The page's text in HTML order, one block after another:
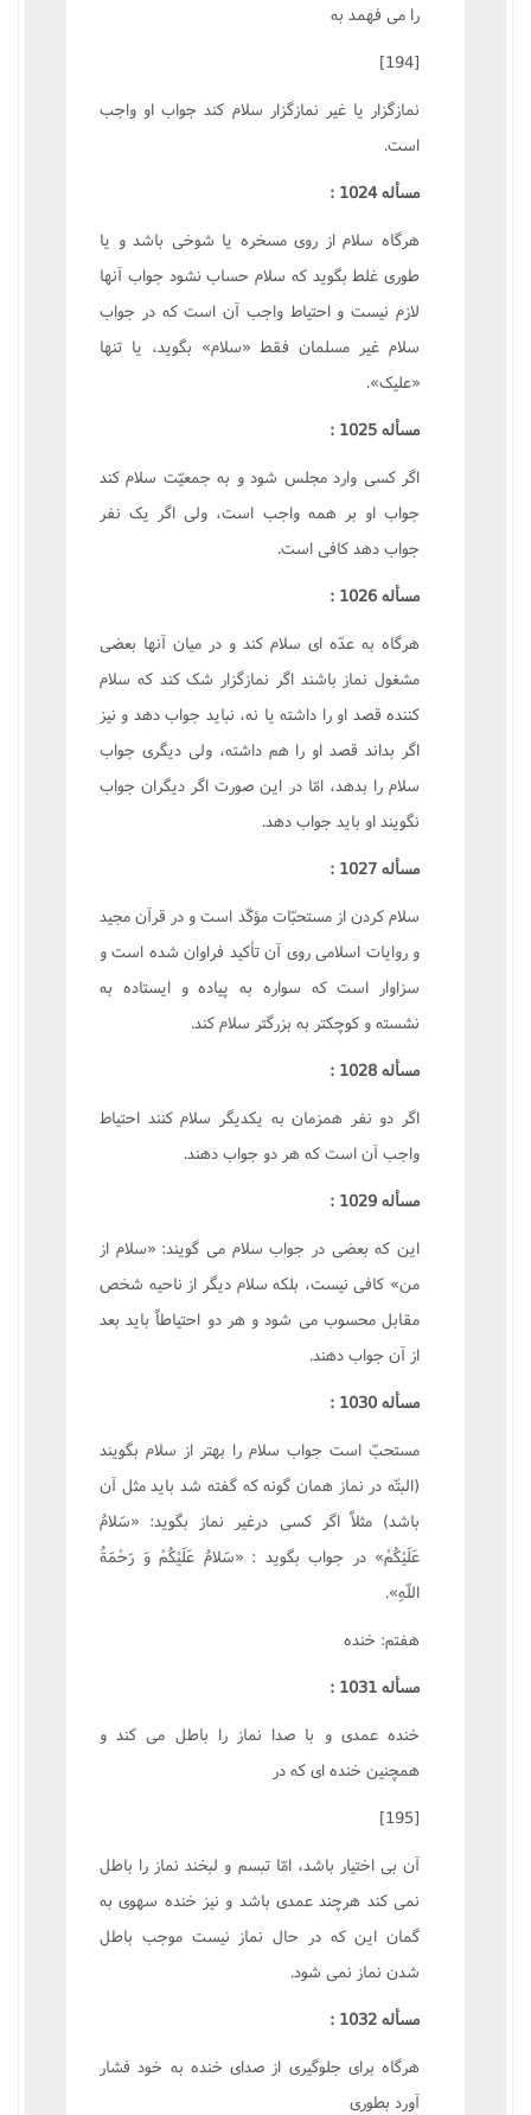
را مى فهمد به
[194]
نمازگزار يا غير نمازگزار سلام کند جواب او واجب
است.
مسأله 1024 :
هرگاه سلام از روى مسخره يا شوخى باشد و يا
طورى غلط بگويد که سلام حساب نشود جواب آنها
لازم نيست و احتياط واجب آن است که در جواب
سلام غير مسلمان فقط «سلام» بگويد، يا تنها
«عليک».
مسأله 1025 :
اگر کسى وارد مجلس شود و به جمعيّت سلام کند
جواب او بر همه واجب است، ولى اگر يک نفر
جواب دهد کافى است.
مسأله 1026 :
هرگاه به عدّه اى سلام کند و در ميان آنها بعضى
مشغول نماز باشند اگر نمازگزار شک کند که سلام
کننده قصد او را داشته يا نه، نبايد جواب دهد و نيز
اگر بداند قصد او را هم داشته، ولى ديگرى جواب
سلام را بدهد، امّا در اين صورت اگر ديگران جواب
نگويند او بايد جواب دهد.
مسأله 1027 :
سلام کردن از مستحبّات مؤکّد است و در قرآن مجيد
و روايات اسلامى روى آن تأکيد فراوان شده است و
سزاوار است که سواره به پياده و ايستاده به
نشسته و کوچکتر به بزرگتر سلام کند.
مسأله 1028 :
اگر دو نفر همزمان به يکديگر سلام کنند احتياط
واجب آن است که هر دو جواب دهند.
مسأله 1029 :
اين که بعضى در جواب سلام مى گويند: «سلام از
من» کافى نيست، بلکه سلام ديگر از ناحيه شخص
مقابل محسوب مى شود و هر دو احتياطاً بايد بعد
از آن جواب دهند.
مسأله 1030 :
مستحبّ است جواب سلام را بهتر از سلام بگويند
(البتّه در نماز همان گونه که گفته شد بايد مثل آن
باشد) مثلاً اگر کسى درغير نماز بگويد: «سَلامٌ
عَلَيْکُمْ» در جواب بگويد : «سَلامٌ عَلَيْکُمْ وَ رَحْمَةُ
اللّهِ».
هفتم: خنده
مسأله 1031 :
خنده عمدى و با صدا نماز را باطل مى کند و
همچنين خنده اى که در
[195]
آن بى اختيار باشد، امّا تبسم و لبخند نماز را باطل
نمى کند هرچند عمدى باشد و نيز خنده سهوى به
گمان اين که در حال نماز نيست موجب باطل
شدن نماز نمى شود.
مسأله 1032 :
هرگاه براى جلوگيرى از صداى خنده به خود فشار
آورد بطورى